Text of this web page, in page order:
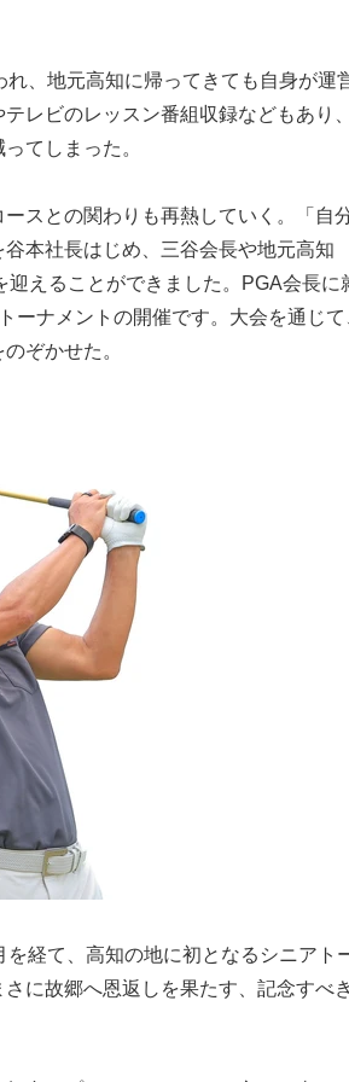
、地元高知に帰ってきても自身が運
レビのレッスン番組収録などもあり
てしまった。
スとの関わりも再熱していく。「自
本社長はじめ、三谷会長や地元高知
迎えることができました。PGA会長に
ーナメントの開催です。大会を通じて
ぞかせた。
経て、高知の地に初となるシニアト
に故郷へ恩返しを果たす、記念すべ